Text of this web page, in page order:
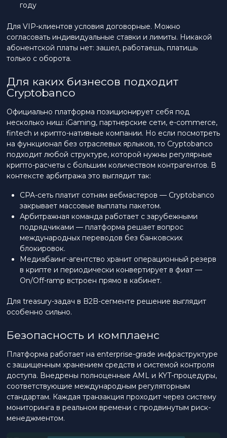
году
Для VIP-клиентов условия договорные. Можно
согласовать индивидуальные ставки и лимиты. Никакой
абонентской платы нет: зашел, работаешь, платишь
только с оборота.
Для каких бизнесов подходит
Cryptobanco
Официально платформа позиционирует себя под
несколько ниш: iGaming, партнерские сети, e-commerce,
fintech и крипто-нативные компании. Но если посмотреть
на функционал без отраслевых ярлыков, то Cryptobanco
подходит любой структуре, которой нужны регулярные
крипто-расчеты с большим количеством контрагентов. В
контексте арбитража это выглядит так:
CPA-сеть платит сотням вебмастеров — Cryptobanco
закрывает массовые выплаты пакетом.
Арбитражная команда работает с зарубежными
подрядчиками — платформа решает вопрос
международных переводов без банковских
блокировок.
Медиабаинг-агентство хранит операционный резерв
в крипте и периодически конвертирует в фиат —
On/Off-ramp встроен прямо в кабинет.
Для treasury-задач в B2B-сегменте решение выглядит
особенно сильно.
Безопасность и комплаенс
Платформа работает на enterprise-grade инфраструктуре
с защищенным хранением средств и системой контроля
доступа. Внедрены полноценные AML и KYT-процедуры,
соответствующие международным регуляторным
стандартам. Каждая транзакция проходит через систему
мониторинга в реальном времени с продвинутым риск-
менеджментом.